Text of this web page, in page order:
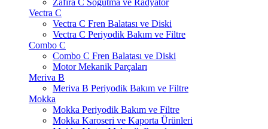
Zafira C Soğutma ve Radyatör
Vectra C
Vectra C Fren Balatası ve Diski
Vectra C Periyodik Bakım ve Filtre
Combo C
Combo C Fren Balatası ve Diski
Motor Mekanik Parçaları
Meriva B
Meriva B Periyodik Bakım ve Filtre
Mokka
Mokka Periyodik Bakım ve Filtre
Mokka Karoseri ve Kaporta Ürünleri